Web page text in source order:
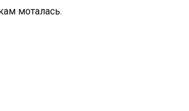
моталась.